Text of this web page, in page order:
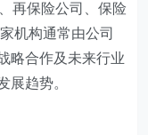
再保险公司、保险
机构通常由公司
略合作及未来行业
展趋势。